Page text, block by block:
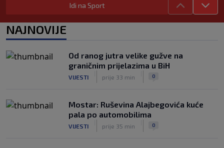
Haos u Irskoj: Navijač utrčao na teren i
Rivalstvo je ostalo po strani: Real
Madrid se oglasio nakon teškog
gubitka Lionela Messija
Idi na Sport
NAJNOVIJE
Od ranog jutra velike gužve na
graničnim prijelazima u BiH
VIJESTI prije 33 min 0
Mostar: Ruševina Alajbegovića kuće
pala po automobilima
VIJESTI prije 35 min 0